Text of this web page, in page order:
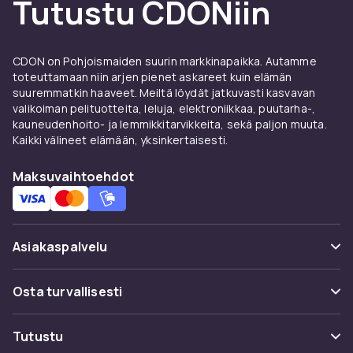
tuotantolaitteet tarpeidesi mukaan. Tarkista
helpolla palautuksella.
Tutustu koko TV & kuva -valikoimaan
CDONissa.
CDONilta löydät videon editointilaitteet &
ja Philipsiltä kilpailukykyiseen hintaan.
Tarjoamme nopean toimituksen, helpon
palautuksen ja turvallisen kaupankäynnin.
Vertaile tuotteita ja lue asiakasarvosteluja
parhaan ostopoäätöksen tekemiseksi. Kaikki
ja Philipsiltä kilpailukykyiseen hintaan.
Tutustu CDONiin
CDON on Pohjoismaiden suurin markkinapaikka. Autamme
toteuttamaan niin arjen pienet askareet kuin elämän
suuremmatkin haaveet. Meiltä löydät jatkuvasti kasvavan
valikoiman pelituotteita, leluja, elektroniikkaa, puutarha-,
kauneudenhoito- ja lemmikkitarvikkeita, sekä paljon muuta.
Kaikki välineet elämään, yksinkertaisesti.
Maksuvaihtoehdot
Asiakaspalvelu
Usein kysyttyä (UKK)
Seuraa pakettia
Osta turvallisesti
Maksuvaihtoehdot
Tutustu